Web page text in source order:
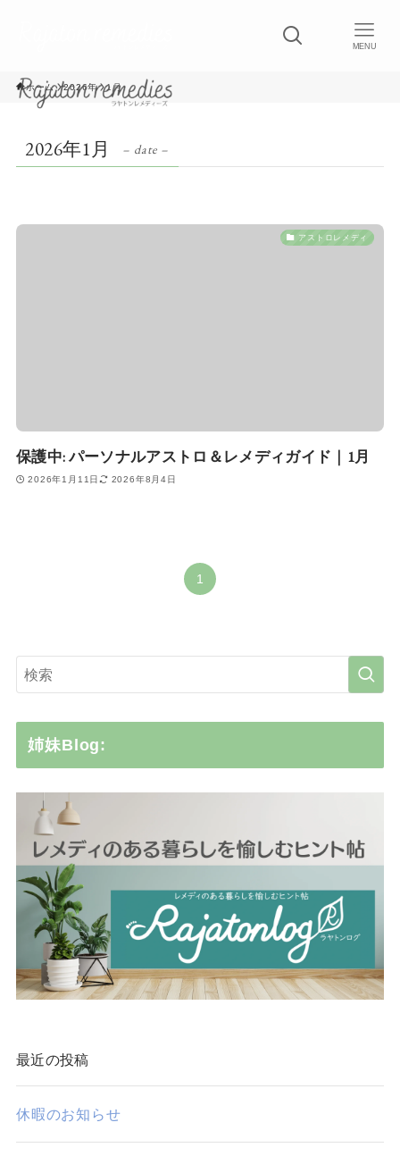
MENU
ホーム 2026年 1月
2026年1月 – date –
アストロレメディ
保護中: パーソナルアストロ＆レメディガイド｜1月
2026年1月11日 2026年8月4日
1
姉妹Blog:
最近の投稿
休暇のお知らせ